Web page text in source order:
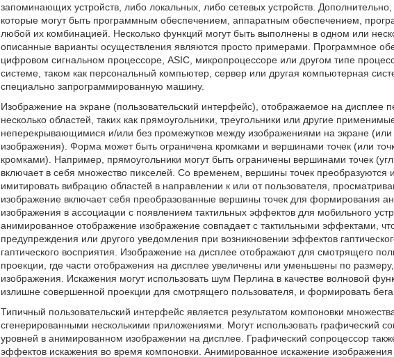
запоминающих устройств, либо локальных, либо сетевых устройств.
которые могут быть программным обеспечением, аппаратным обеспечением,
любой их комбинацией. Несколько функций могут быть выполнены в одном или
описанные варианты осуществления являются просто примерами. Программное
цифровом сигнальном процессоре, ASIC, микропроцессоре или другом типе
системе, таком как персональный компьютер, сервер или другая компьютерная
специально запрограммированную машину.
Изображение на экране (пользовательский интерфейс), отображаемое на дисплее
несколько областей, таких как прямоугольники, треугольники или другие
неперекрывающимися и/или без промежутков между изображениями на экране
изображения). Форма может быть ограничена кромками и вершинами точек (или
кромками). Например, прямоугольники могут быть ограничены вершинами точек
включает в себя множество пикселей. Со временем, вершины точек преобразуются
имитировать вибрацию областей в направлении к или от пользователя,
изображение включает себя преобразованные вершины точек для формирования
изображения в ассоциации с появлением тактильных эффектов для мобильного
анимированное отображение изображение совпадает с тактильными эффектами,
предупреждения или другого уведомления при возникновении эффектов
гаптического восприятия. Изображение на дисплее отображают для смотрящего
проекции, где части отображения на дисплее увеличены или уменьшены по
изображения. Искажения могут использовать шум Перлина в качестве волновой
излишне совершенной проекции для смотрящего пользователя, и формировать
Типичный пользовательский интерфейс является результатом компоновки
сгенерированными несколькими приложениями. Могут использовать графический
уровней в анимированном изображении на дисплее. Графический сопроцессор
эффектов искажения во время компоновки. Анимированное искажение